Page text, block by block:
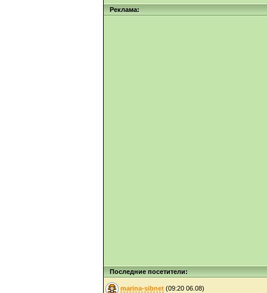
Реклама:
Последние посетители:
marina-sibnet (09:20 06.08)